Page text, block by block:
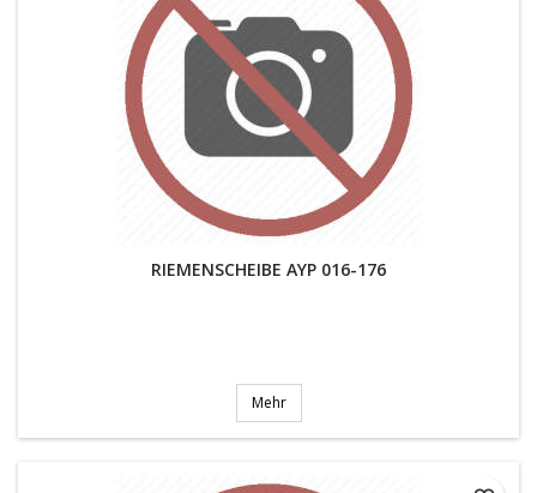
RIEMENSCHEIBE AYP 016-176
Mehr